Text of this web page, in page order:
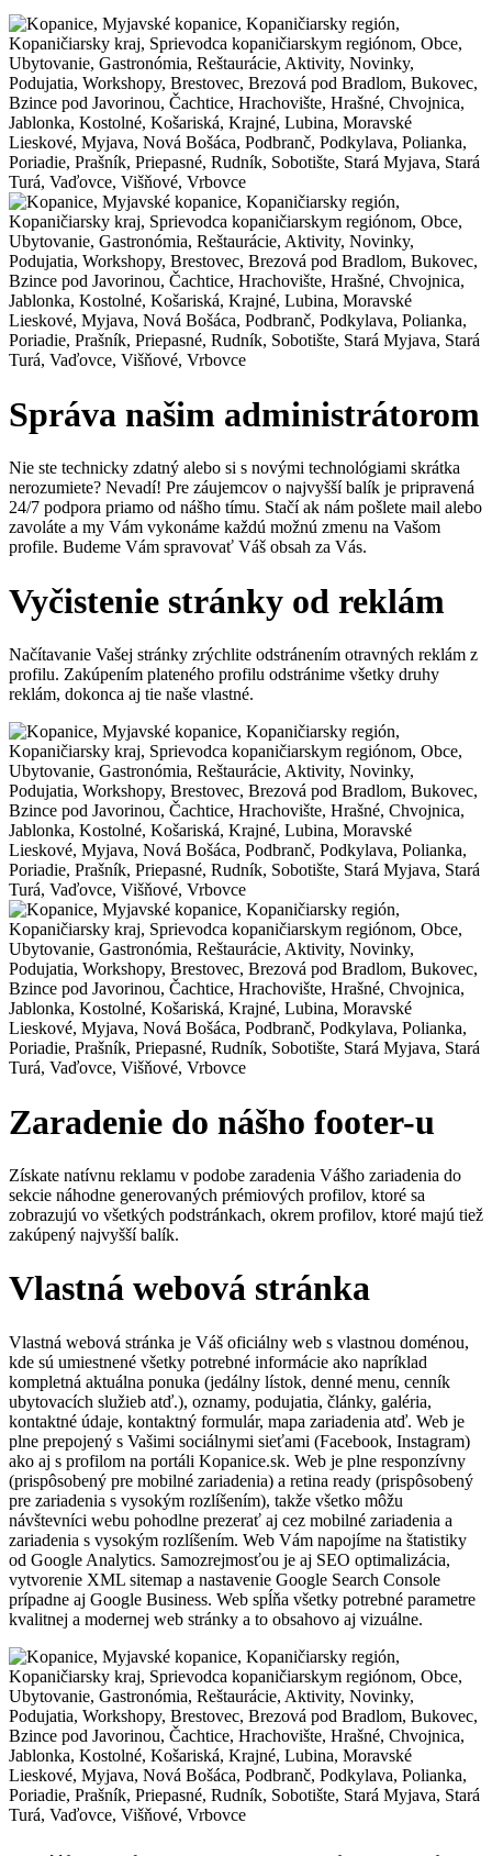
Správa našim administrátorom
Nie ste technicky zdatný alebo si s novými technológiami skrátka
nerozumiete? Nevadí! Pre záujemcov o najvyšší balík je pripravená
24/7 podpora priamo od nášho tímu. Stačí ak nám pošlete mail alebo
zavoláte a my Vám vykonáme každú možnú zmenu na Vašom
profile. Budeme Vám spravovať Váš obsah za Vás.
Vyčistenie stránky od reklám
Načítavanie Vašej stránky zrýchlite odstránením otravných reklám z
profilu. Zakúpením plateného profilu odstránime všetky druhy
reklám, dokonca aj tie naše vlastné.
Zaradenie do nášho footer-u
Získate natívnu reklamu v podobe zaradenia Vášho zariadenia do
sekcie náhodne generovaných prémiových profilov, ktoré sa
zobrazujú vo všetkých podstránkach, okrem profilov, ktoré majú tiež
zakúpený najvyšší balík.
Vlastná webová stránka
Vlastná webová stránka je Váš oficiálny web s vlastnou doménou,
kde sú umiestnené všetky potrebné informácie ako napríklad
kompletná aktuálna ponuka (jedálny lístok, denné menu, cenník
ubytovacích služieb atď.), oznamy, podujatia, články, galéria,
kontaktné údaje, kontaktný formulár, mapa zariadenia atď. Web je
plne prepojený s Vašimi sociálnymi sieťami (Facebook, Instagram)
ako aj s profilom na portáli Kopanice.sk. Web je plne responzívny
(prispôsobený pre mobilné zariadenia) a retina ready (prispôsobený
pre zariadenia s vysokým rozlíšením), takže všetko môžu
návštevníci webu pohodlne prezerať aj cez mobilné zariadenia a
zariadenia s vysokým rozlíšením. Web Vám napojíme na štatistiky
od Google Analytics. Samozrejmosťou je aj SEO optimalizácia,
vytvorenie XML sitemap a nastavenie Google Search Console
prípadne aj Google Business. Web spĺňa všetky potrebné parametre
kvalitnej a modernej web stránky a to obsahovo aj vizuálne.